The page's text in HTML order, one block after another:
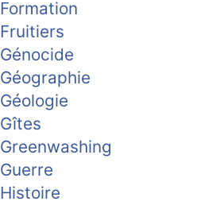
Formation
Fruitiers
Génocide
Géographie
Géologie
Gîtes
Greenwashing
Guerre
Histoire